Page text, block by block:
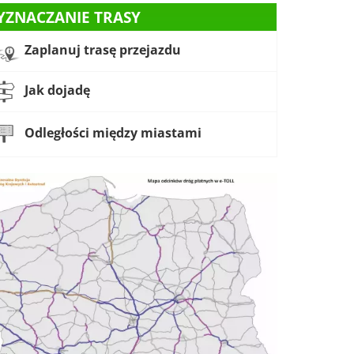
TRASY
Zaplanuj trasę przejazdu
Jak dojadę
Odległości między miastami